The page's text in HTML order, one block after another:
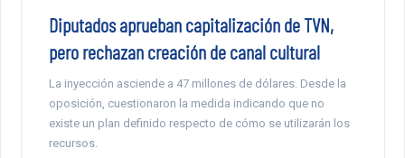
Diputados aprueban capitalización de TVN,
pero rechazan creación de canal cultural
La inyección asciende a 47 millones de dólares. Desde la
oposición, cuestionaron la medida indicando que no
existe un plan definido respecto de cómo se utilizarán los
recursos.